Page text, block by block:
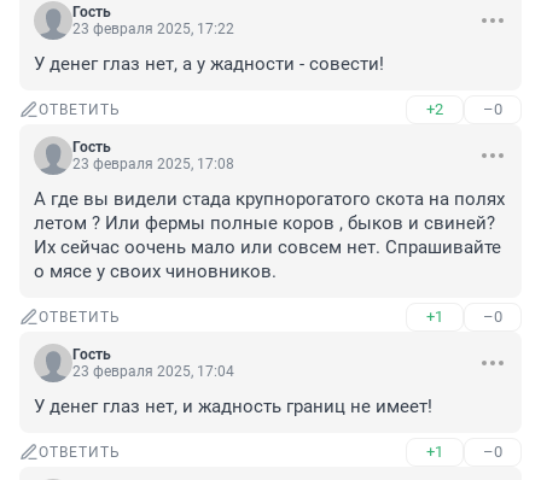
Гость
23 февраля 2025, 17:22
У денег глаз нет, а у жадности - совести!
ОТВЕТИТЬ +2 –0
Гость
23 февраля 2025, 17:08
А где вы видели стада крупнорогатого скота на полях
летом ? Или фермы полные коров , быков и свиней?
Их сейчас оочень мало или совсем нет. Спрашивайте
о мясе у своих чиновников.
ОТВЕТИТЬ +1 –0
Гость
23 февраля 2025, 17:04
У денег глаз нет, и жадность границ не имеет!
ОТВЕТИТЬ +1 –0